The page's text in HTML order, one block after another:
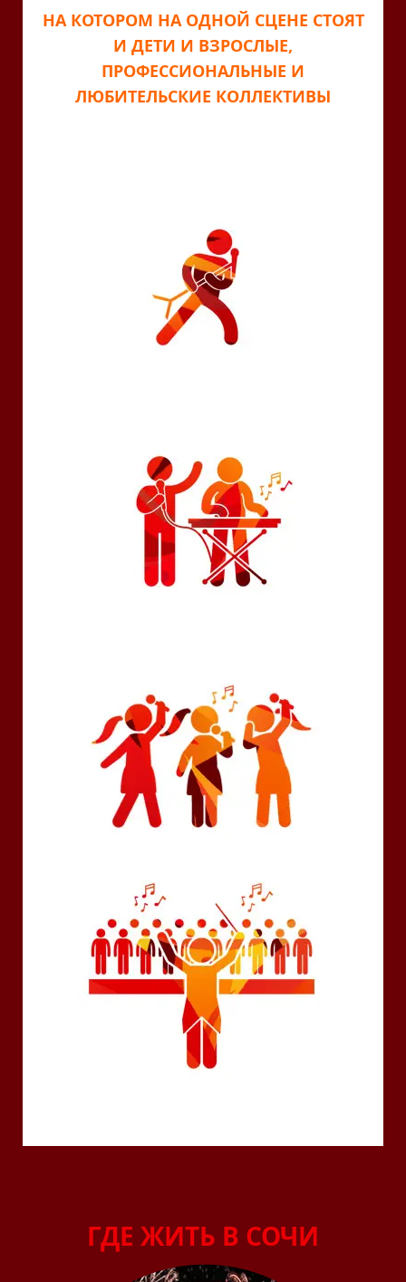
НА КОТОРОМ НА ОДНОЙ СЦЕНЕ СТОЯТ
И ДЕТИ И ВЗРОСЛЫЕ,
ПРОФЕССИОНАЛЬНЫЕ И
ЛЮБИТЕЛЬСКИЕ КОЛЛЕКТИВЫ
ГДЕ ЖИТЬ В СОЧИ